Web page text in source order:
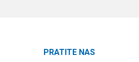
PRATITE NAS